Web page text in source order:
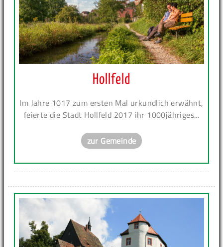
Hollfeld
Im Jahre 1017 zum ersten Mal urkundlich erwähnt,
feierte die Stadt Hollfeld 2017 ihr 1000jähriges...
zur Gemeinde